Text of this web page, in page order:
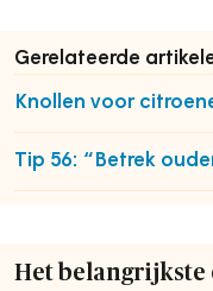
Gerelateerde
Knollen voor
Tip 56: “Betrek
Het belangrijkste